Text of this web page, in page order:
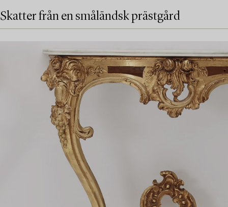
Skatter från en småländsk prästgård